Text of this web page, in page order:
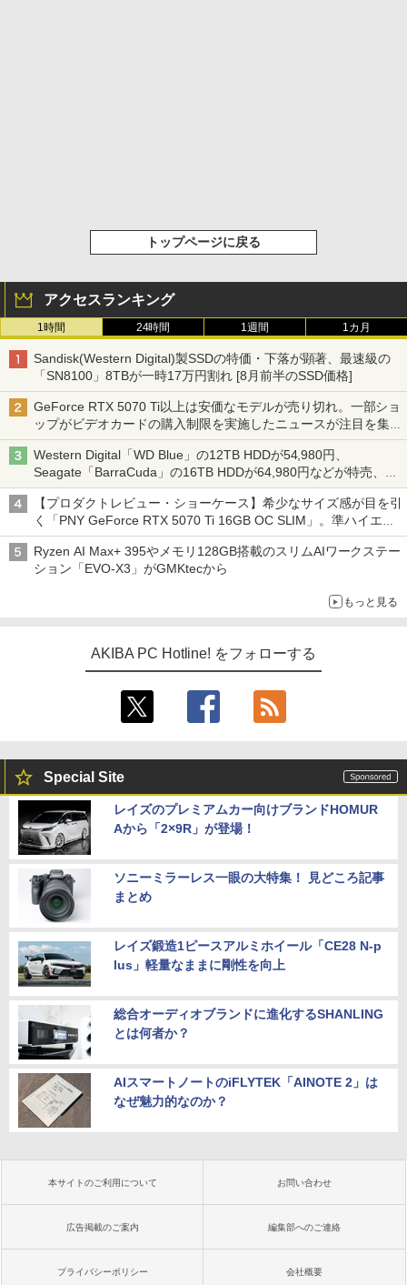
トップページに戻る
アクセスランキング
1時間 24時間 1週間 1カ月
Sandisk(Western Digital)製SSDの特価・下落が顕著、最速級の
「SN8100」8TBが一時17万円割れ [8月前半のSSD価格]
GeForce RTX 5070 Ti以上は安価なモデルが売り切れ。一部ショ
ップがビデオカードの購入制限を実施したニュースが注目を集め
る AKIBA PC Hotline! 先週のアクセスランキング 26年7月27日～
26年8月3日
Western Digital「WD Blue」の12TB HDDが54,980円、
Seagate「BarraCuda」の16TB HDDが64,980円などが特売、
NAS・ビジネス向けは上昇傾向 [8月前半のHDD価格]
【プロダクトレビュー・ショーケース】希少なサイズ感が目を引
く「PNY GeForce RTX 5070 Ti 16GB OC SLIM」。準ハイエン
ドでも2スロット厚で長さ30cm切り！スリムボディでもパフォ
ーマンスと冷却は万全 text by 内田 泰仁
Ryzen AI Max+ 395やメモリ128GB搭載のスリムAIワークステー
ション「EVO-X3」がGMKtecから
もっと見る
AKIBA PC Hotline! をフォローする
Special Site
レイズのプレミアムカー向けブランドHOMUR
Aから「2×9R」が登場！
ソニーミラーレス一眼の大特集！ 見どころ記事
まとめ
レイズ鍛造1ピースアルミホイール「CE28 N-p
lus」軽量なままに剛性を向上
総合オーディオブランドに進化するSHANLING
とは何者か？
AIスマートノートのiFLYTEK「AINOTE 2」は
なぜ魅力的なのか？
本サイトのご利用について お問い合わせ
広告掲載のご案内 編集部へのご連絡
プライバシーポリシー 会社概要